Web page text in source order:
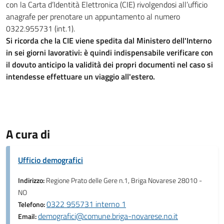
con la Carta d’Identità Elettronica (CIE) rivolgendosi all’ufficio
anagrafe per prenotare un appuntamento al numero
0322.955731 (int.1).
Si ricorda che la CIE viene spedita dal Ministero dell'Interno
in sei giorni lavorativi: è quindi indispensabile verificare con
il dovuto anticipo la validità dei propri documenti nel caso si
intendesse effettuare un viaggio all'estero.
A cura di
Ufficio demografici
Indirizzo:Regione Prato delle Gere n.1, Briga Novarese 28010 -
NO
Telefono:0322 955731 interno 1
Email:demografici@comune.briga-novarese.no.it